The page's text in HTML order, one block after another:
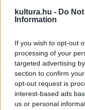
kultura.hu - Do
Information
If you wish to opt-out
processing of your
targeted advertising
section to confirm
opt-out request is
interest-based ads
us or personal
Nárciszként
mégsem az, hogy
ábrázolt látványt.
láttam”, „ismerem”
képhez rájövök,
ismerem, mert ez
konkrét táj